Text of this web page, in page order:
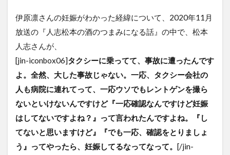
伊原凛さんの妊娠がわかった経緯について、2020年11月
放送の『人志松本の酒のつまみになる話』の中で、松本
人志さんが、
[jin-iconbox06]タクシーに乗ってて、事故に遭ったんです
よ。全然、大した事故じゃない。一応、タクシー会社の
人も病院に連れてって、一応ウソでもレントゲンを撮ら
ないといけないんですけど『一応確認なんですけど妊娠
はしてないですよね？』って言われたんですよね。『し
てないと思いますけど』『でも一応、確認をとりましょ
う』ってやったら、妊娠してるなってなって。 [/jin-